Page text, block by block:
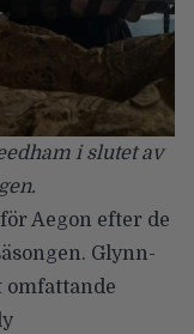
i slutet av
Aegon efter de
Glynn-
omfattande